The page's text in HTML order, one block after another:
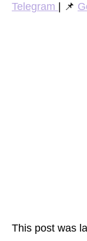
Telegram
| 📌
This post was